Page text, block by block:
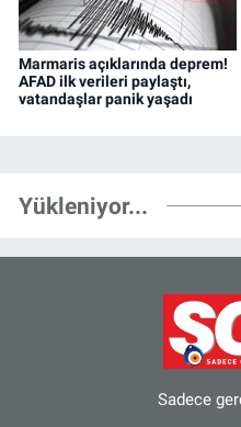
Marmaris açıklarında deprem!
AFAD ilk verileri paylaştı,
vatandaşlar panik yaşadı
Yükleniyor...
Sadece